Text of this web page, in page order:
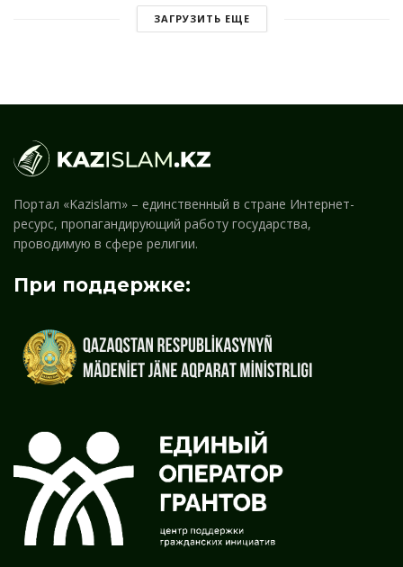
ЗАГРУЗИТЬ ЕЩЕ
Портал «Kazislam» – единственный в стране Интернет-
ресурс, пропагандирующий работу государства,
проводимую в сфере религии.
При поддержке: